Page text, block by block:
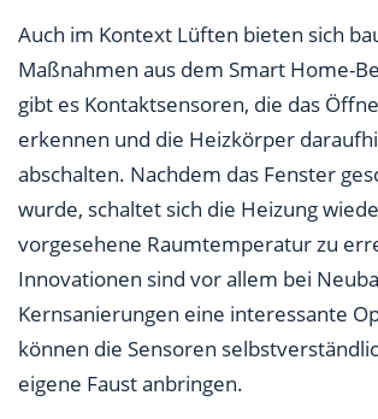
Auch im Kontext Lüften bieten sich
Maßnahmen aus dem Smart Home-
gibt es Kontaktsensoren, die das
erkennen und die Heizkörper
abschalten. Nachdem das Fenster
wurde, schaltet sich die Heizung
vorgesehene Raumtemperatur zu
Innovationen sind vor allem bei
Kernsanierungen eine interessante
können die Sensoren
eigene Faust anbringen.